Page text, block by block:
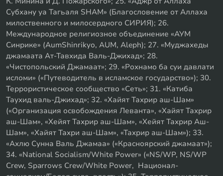
Субхану уа Тагьаля SHAM» (Благословение от Аллаха
милоственного и милосердного СИРИЯ); 26.
Международное религиозное объединение «АУМ
Синрике» (AumShinrikyo, AUM, Aleph); 27. «Муджахеды
джамаата Ат-Тавхида Валь-Джихад»; 28.
«Чистопольский Джамаат»; 29. «Рохнамо ба суи давлати
исломи» («Путеводитель в исламское государство»); 30.
Террористическое сообщество «Сеть»; 31. «Катиба
Таухид валь-Джихад»; 32. «Хайят Тахрир аш-Шам»
(«Организация освобождения Леванта», «Хайят Тахрир
аш-Шам», «Хейят Тахрир аш-Шам», «Хейят Тахрир Аш-
Шам», «Хайят Тахри аш-Шам», «Тахрир аш-Шам»); 33.
«Ахлю Сунна Валь Джамаа» («Красноярский джамаат»);
34. «National Socialism/White Power» («NS/WP, NS/WP
Crew, Sparrows Crew/White Power, Национал-